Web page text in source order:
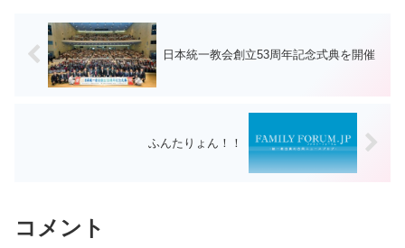
日本統一教会創立53周年記念式典を開催
ふんたりょん！！
コメント